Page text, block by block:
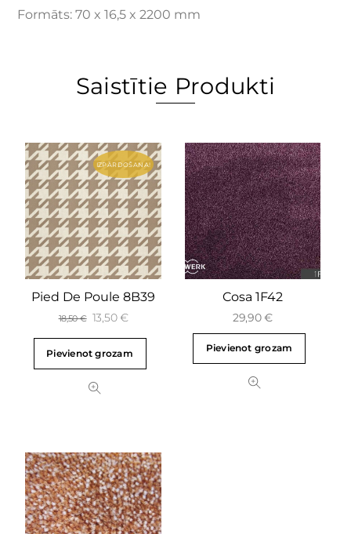
Formāts: 70 x 16,5 x 2200 mm
Saistītie Produkti
IZPĀRDOŠANA!
Pied De Poule 8B39
18,50€ 13,50€
Pievienot grozam
Cosa 1F42
29,90€
Pievienot grozam